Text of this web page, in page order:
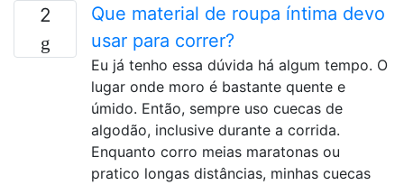
2
Que material de roupa íntima devo
usar para correr?
Eu já tenho essa dúvida há algum tempo. O
lugar onde moro é bastante quente e
úmido. Então, sempre uso cuecas de
algodão, inclusive durante a corrida.
Enquanto corro meias maratonas ou
pratico longas distâncias, minhas cuecas